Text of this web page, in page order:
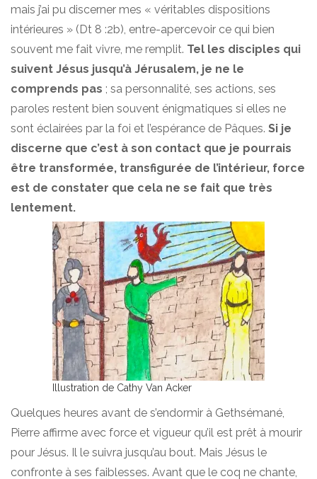
mais j’ai pu discerner mes « véritables dispositions
intérieures » (Dt 8 :2b), entre-apercevoir ce qui bien
souvent me fait vivre, me remplit. Tel les disciples qui
suivent Jésus jusqu’à Jérusalem, je ne le
comprends pas ; sa personnalité, ses actions, ses
paroles restent bien souvent énigmatiques si elles ne
sont éclairées par la foi et l’espérance de Pâques. Si je
discerne que c’est à son contact que je pourrais
être transformée, transfigurée de l’intérieur, force
est de constater que cela ne se fait que très
lentement.
Illustration de Cathy Van Acker
Quelques heures avant de s’endormir à Gethsémané,
Pierre affirme avec force et vigueur qu’il est prêt à mourir
pour Jésus. Il le suivra jusqu’au bout. Mais Jésus le
confronte à ses faiblesses. Avant que le coq ne chante,